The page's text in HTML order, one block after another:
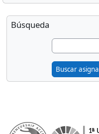
Bloques
Omitir Búsqueda
Búsqueda
Buscar